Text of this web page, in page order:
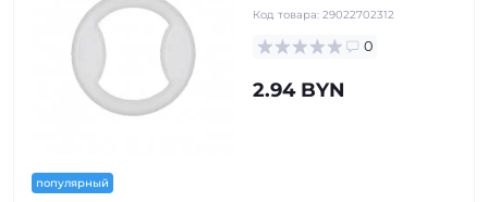
популярный
Код товара: 29022702312
0
2.94 BYN